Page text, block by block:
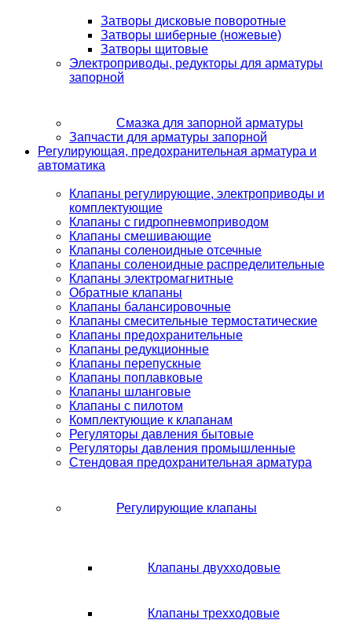
Затворы дисковые поворотные
Затворы шиберные (ножевые)
Затворы щитовые
Электроприводы, редукторы для арматуры
запорной
Смазка для запорной арматуры
Запчасти для арматуры запорной
Регулирующая, предохранительная арматура и
автоматика
Клапаны регулирующие, электроприводы и
комплектующие
Клапаны с гидропневмоприводом
Клапаны смешивающие
Клапаны соленоидные отсечные
Клапаны соленоидные распределительные
Клапаны электромагнитные
Обратные клапаны
Клапаны балансировочные
Клапаны смесительные термостатические
Клапаны предохранительные
Клапаны редукционные
Клапаны перепускные
Клапаны поплавковые
Клапаны шланговые
Клапаны с пилотом
Комплектующие к клапанам
Регуляторы давления бытовые
Регуляторы давления промышленные
Стендовая предохранительная арматура
Регулирующие клапаны
Клапаны двухходовые
Клапаны трехходовые